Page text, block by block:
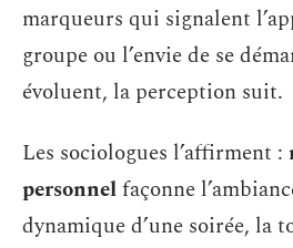
marqueurs qui signalent
groupe ou l’envie de se
évoluent, la perception suit.
Les sociologues l’affirment :
personnelfaçonne
dynamique d’une soirée, la